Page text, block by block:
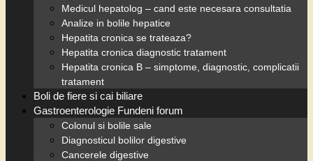
Medicul hepatolog – cand este necesara consultatia
Analize in bolile hepatice
Hepatita cronica se trateaza?
Hepatita cronica diagnostic tratament
Hepatita cronica B – simptome, diagnostic, complicatii
tratament
Boli de fiere si cai biliare
Gastroenterologie Fundeni forum
Colonul si bolile sale
Diagnosticul bolilor digestive
Cancerele digestive